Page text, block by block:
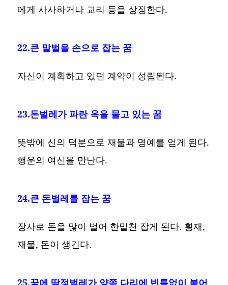
에게 사사하거나 교리 등을 상징한다.
22.큰 말벌을 손으로 잡는 꿈
자신이 계획하고 있던 계약이 성립된다.
23.돈벌레가 파란 옥을 물고 있는 꿈
뜻밖에 신의 덕분으로 재물과 명예를 얻게 된다.
행운의 여신을 만난다.
24.큰 돈벌레를 잡는 꿈
장사로 돈을 많이 벌어 한밑천 잡게 된다. 횡재,
재물, 돈이 생긴다.
25.꿈에 딱정벌레가 양쪽 다리에 빈틈없이 붙어